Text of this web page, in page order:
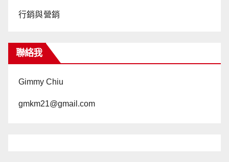
行銷與營銷
聯絡我
Gimmy Chiu
gmkm21@gmail.com